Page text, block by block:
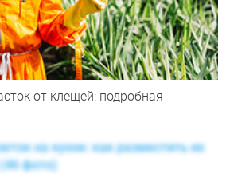
от клещей: подробная